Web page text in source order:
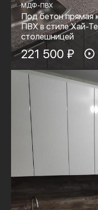
МДФ-ПВХ
Под бетон
ПВХ в стиле Хай-
столешницей
221 500 ₽